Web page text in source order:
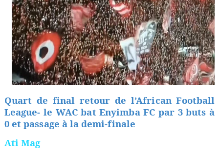
Quart de final retour de l’African Football
League- le WAC bat Enyimba FC par 3 buts à
0 et passage à la demi-finale
Ati Mag